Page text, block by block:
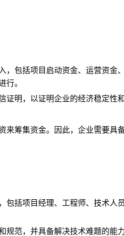
，包括项目启动资金、运营资金
行。
证明，以证明企业的经济稳定性和
来筹集资金。因此，企业需要具
包括项目经理、工程师、技术人
规范，并具备解决技术难题的能力